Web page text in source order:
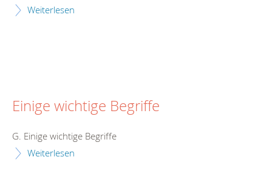
Weiterlesen
Einige wichtige Begriffe
G. Einige wichtige Begriffe
Weiterlesen